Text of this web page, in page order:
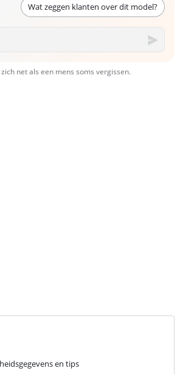
Wat zeggen klanten over dit model?
net als een mens soms vergissen.
en tips